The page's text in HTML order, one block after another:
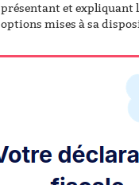
présentant et expliquant
options mises à sa